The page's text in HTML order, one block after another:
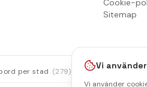
Cookie-
Sitemap
per stad (279)
Vi
Vi använder